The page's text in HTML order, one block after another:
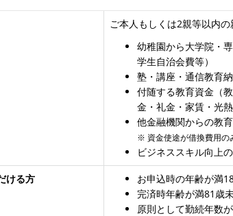
ご本人もしくは2親等以内
幼稚園から大学院・
学生自治会費等）
塾・講座・通信教育
付随する教育資金（
金・礼金・家賃・光
他金融機関からの教
※ 資金使途が借換費用の
ビジネススキル向上
ける方
お申込時の年齢が満
完済時年齢が満81歳
原則として勤続年数